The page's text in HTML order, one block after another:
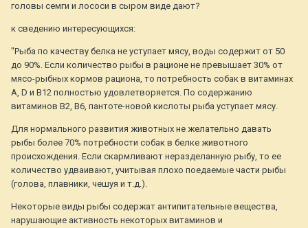
головы семги и лососи в сыром виде дают?
к сведению интересующихся:
"Рыба по качеству белка не уступает мясу, воды содержит от 50
до 90%. Если количество рыбы в рационе не превышает 30% от
мясо-рыбных кормов рациона, то потребность собак в витаминах
A, D и В12 полностью удовлетворяется. По содержанию
витаминов В2, В6, пантоте-новой кислоты рыба уступает мясу.
Для нормального развития животных не желательно давать
рыбы более 70% потребности собак в белке животного
происхождения. Если скармливают неразделанную рыбу, то ее
количество удваивают, учитывая плохо поедаемые части рыбы
(голова, плавники, чешуя и т.д.).
Некоторые виды рыбы содержат антипитательные вещества,
нарушающие активность некоторых витаминов и